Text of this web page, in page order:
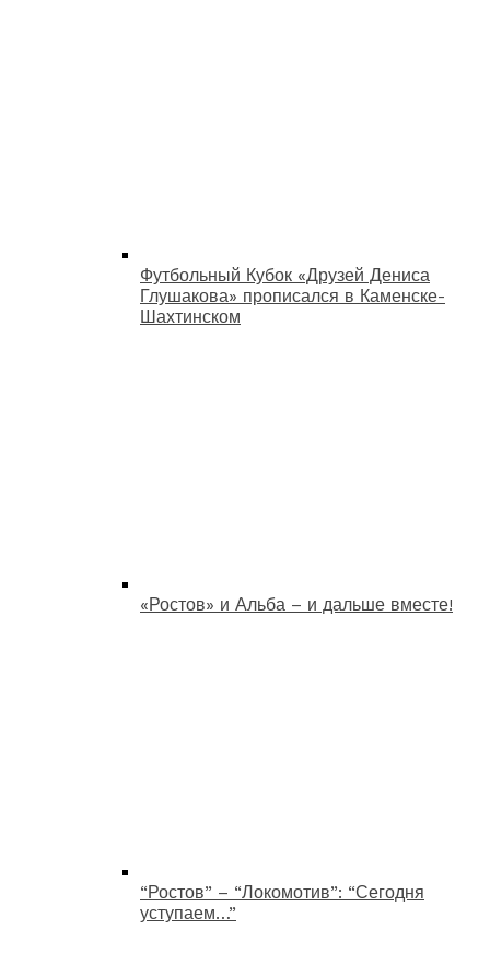
Футбольный Кубок «Друзей Дениса
Глушакова» прописался в Каменске-
Шахтинском
«Ростов» и Альба – и дальше вместе!
“Ростов” – “Локомотив”: “Сегодня
уступаем…”